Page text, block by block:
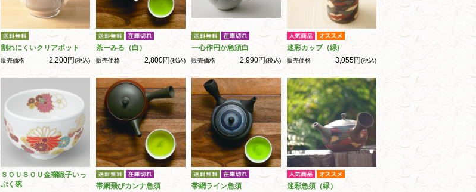
割れにくいクリアポット
販売価格 2,200円(税込)
茶ーみる（白）
販売価格 2,800円(税込)
一心作円か急須白
販売価格 2,990円(税込)
迷彩カップ（緑)
販売価格 3,055円(税込)
ＳＯＵＳＯＵ金襴緞子いっ
ぷく碗
帯網飛びカンナ急須 帯網ライン急須 迷彩急須（緑）